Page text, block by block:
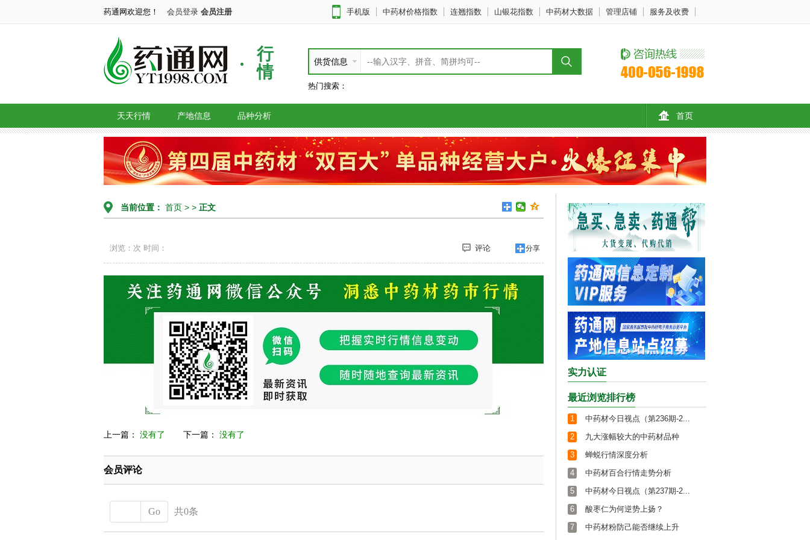
药通网欢迎您！ 会员登录 会员注册 手机版 中药材价格指数 连翘指数 山银花指数 中药材大数据 管理店铺 服务及收费
行
情
供货信息
热门搜索：
首页
天天行情 产地信息 品种分析
当前位置： 首页 > > 正文
浏览：次 时间： 评论 分享
上一篇： 没有了 下一篇： 没有了
会员评论
Go 共0条
实力认证
最近浏览排行榜
1
中药材今日视点（第236期-2...
2
九大涨幅较大的中药材品种
3
蝉蜕行情深度分析
4
中药材百合行情走势分析
5
中药材今日视点（第237期-2...
6
酸枣仁为何逆势上扬？
7
中药材粉防己能否继续上升